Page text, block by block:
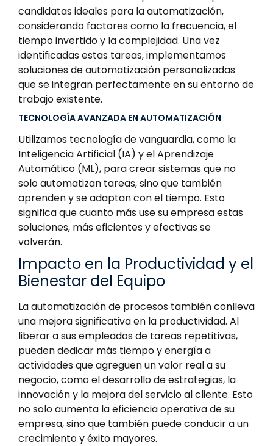
candidatas ideales para la automatización,
considerando factores como la frecuencia, el
tiempo invertido y la complejidad. Una vez
identificadas estas tareas, implementamos
soluciones de automatización personalizadas
que se integran perfectamente en su entorno de
trabajo existente.
TECNOLOGÍA AVANZADA EN AUTOMATIZACIÓN
Utilizamos tecnología de vanguardia, como la
Inteligencia Artificial (IA) y el Aprendizaje
Automático (ML), para crear sistemas que no
solo automatizan tareas, sino que también
aprenden y se adaptan con el tiempo. Esto
significa que cuanto más use su empresa estas
soluciones, más eficientes y efectivas se
volverán.
Impacto en la Productividad y el
Bienestar del Equipo
La automatización de procesos también conlleva
una mejora significativa en la productividad. Al
liberar a sus empleados de tareas repetitivas,
pueden dedicar más tiempo y energía a
actividades que agreguen un valor real a su
negocio, como el desarrollo de estrategias, la
innovación y la mejora del servicio al cliente. Esto
no solo aumenta la eficiencia operativa de su
empresa, sino que también puede conducir a un
crecimiento y éxito mayores.